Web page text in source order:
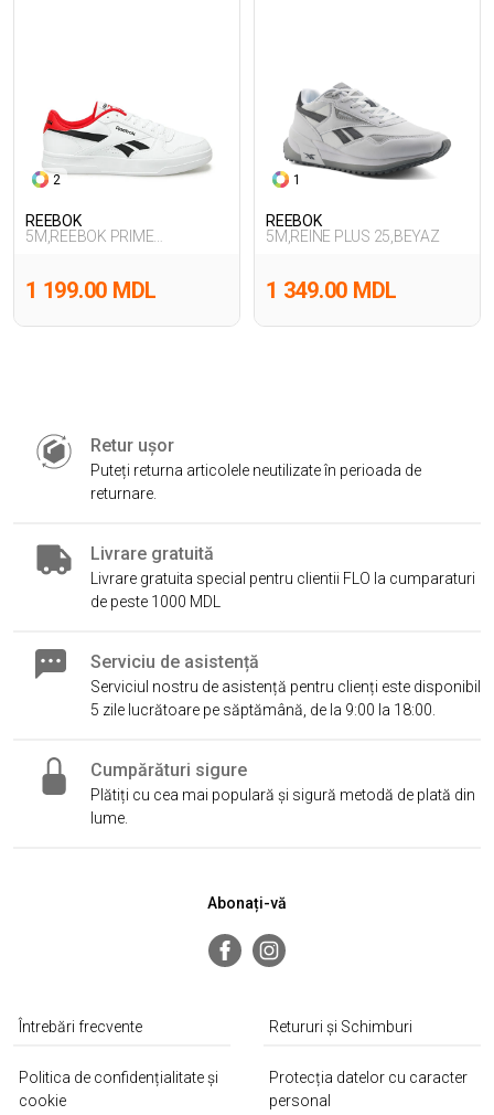
2
REEBOK
5M,REEBOK PRIME
1 199.00 MDL
1
REEBOK
5M,REINE PLUS 25,BEYAZ
1 349.00 MDL
Întrebări frecvente Retururi și Schimburi
Politica de confidențialitate și
cookie
Protecția datelor cu caracter
personal
Abonați-vă
Retur ușor
Puteți returna articolele neutilizate în perioada de
returnare.
Livrare gratuită
Livrare gratuita special pentru clientii FLO la cumparaturi
de peste 1000 MDL
Serviciu de asistență
Serviciul nostru de asistență pentru clienți este disponibil
5 zile lucrătoare pe săptămână, de la 9:00 la 18:00.
Cumpărături sigure
Plătiți cu cea mai populară și sigură metodă de plată din
lume.